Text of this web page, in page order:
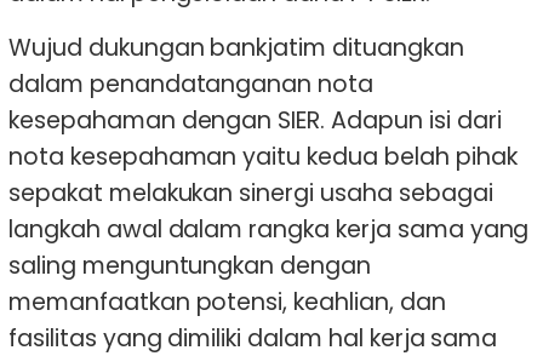
Wujud dukungan bankjatim dituangkan
dalam penandatanganan nota
kesepahaman dengan SIER. Adapun isi dari
nota kesepahaman yaitu kedua belah pihak
sepakat melakukan sinergi usaha sebagai
langkah awal dalam rangka kerja sama yang
saling menguntungkan dengan
memanfaatkan potensi, keahlian, dan
fasilitas yang dimiliki dalam hal kerja sama